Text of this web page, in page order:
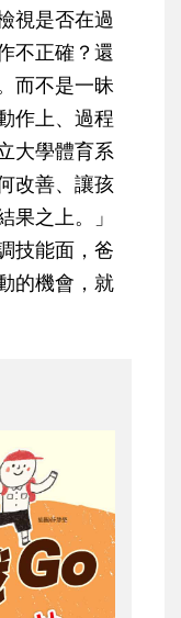
視是否在過
不正確？還
而不是一昧
作上、過程
大學體育系
改善、讓孩
果之上。」
技能面，爸
的機會，就